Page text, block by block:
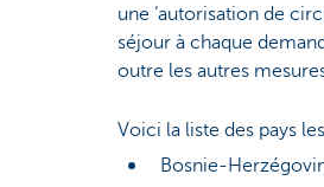
une ‘autorisation de
séjour à chaque
outre les autres
Voici la liste des pays
Bosnie-